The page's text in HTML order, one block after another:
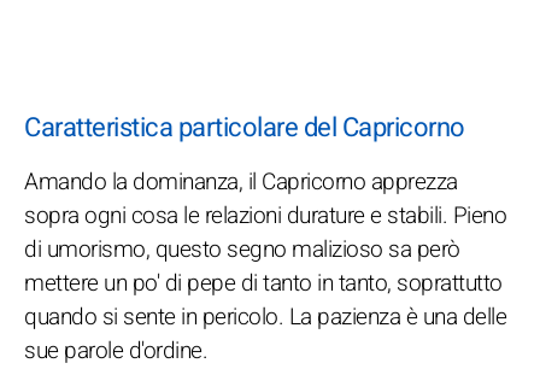
Caratteristica particolare del Capricorno
Amando la dominanza, il Capricorno apprezza
sopra ogni cosa le relazioni durature e stabili. Pieno
di umorismo, questo segno malizioso sa però
mettere un po' di pepe di tanto in tanto, soprattutto
quando si sente in pericolo. La pazienza è una delle
sue parole d'ordine.